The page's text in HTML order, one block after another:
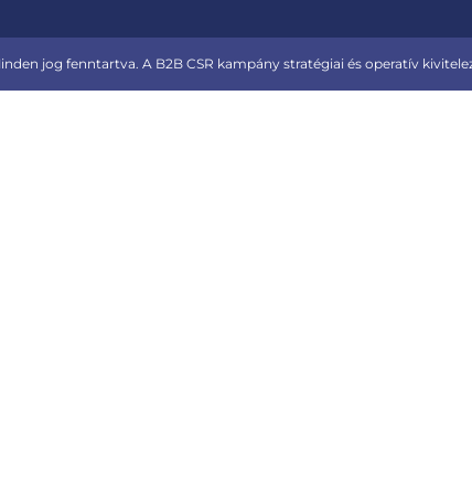
jog fenntartva. A B2B CSR kampány stratégiai és operatív